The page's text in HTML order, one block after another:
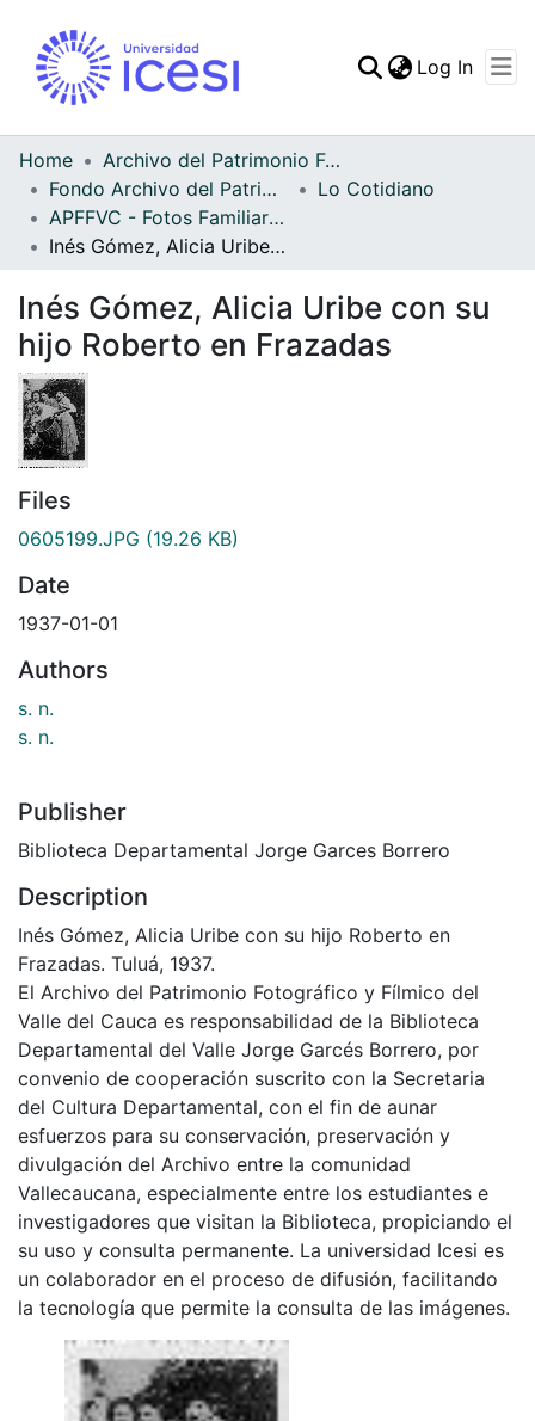
Statistics
Log In
Home
Archivo del Patrimonio Fotográfico y Fílmico del Valle del Cauca
Fondo Archivo del Patrimonio Fotográfico y Fílmico del Valle del Cauca
Lo Cotidiano
APFFVC - Fotos Familiares - Patrimonial
Inés Gómez, Alicia Uribe con su hijo Roberto en Frazadas
Inés Gómez, Alicia Uribe con su
hijo Roberto en Frazadas
Files
0605199.JPG (19.26 KB)
Date
1937-01-01
Authors
s. n.
s. n.
Publisher
Biblioteca Departamental Jorge Garces Borrero
Description
Inés Gómez, Alicia Uribe con su hijo Roberto en
Frazadas. Tuluá, 1937.
El Archivo del Patrimonio Fotográfico y Fílmico del
Valle del Cauca es responsabilidad de la Biblioteca
Departamental del Valle Jorge Garcés Borrero, por
convenio de cooperación suscrito con la Secretaria
del Cultura Departamental, con el fin de aunar
esfuerzos para su conservación, preservación y
divulgación del Archivo entre la comunidad
Vallecaucana, especialmente entre los estudiantes e
investigadores que visitan la Biblioteca, propiciando el
su uso y consulta permanente. La universidad Icesi es
un colaborador en el proceso de difusión, facilitando
la tecnología que permite la consulta de las imágenes.